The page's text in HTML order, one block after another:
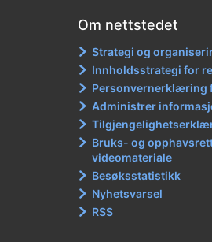
Om nettstedet
Strategi og
Innholdsstrategi for
Personvernerklæring
Administrer
Bruks- og
videomateriale
Besøksstatistikk
Nyhetsvarsel
RSS